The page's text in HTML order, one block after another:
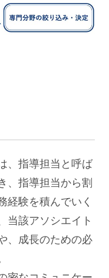
、指導担当と呼ば
、指導担当から割
経験を積んでいく
当該アソシエイト
、成長のための必